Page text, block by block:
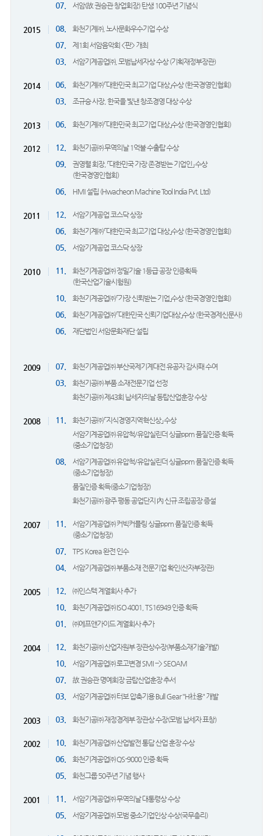
07. 서암(故 권승관 창업회장) 탄생 100주년 기념식
2015 08. 화천기계㈜, 노사문화우수기업 수상
07. 제1회 서암음악회 <판> 개최
03. 서암기계공업㈜, 모범납세자상 수상 (기획재정부장관)
2014 06. 화천기계㈜ 「대한민국 최고기업 대상」수상 (한국경영인협회)
03. 조규승 사장, 한국을 빛낸 창조경영 대상 수상
2013 06. 화천기계㈜ 「대한민국 최고기업 대상」수상 (한국경영인협회)
2012 12. 화천기공㈜ 무역의날 1억불 수출탑 수상
09.
권영렬 회장, 「대한민국 가장 존경받는 기업인」 수상
(한국경영인협회)
06. HMI 설립 (Hwacheon Machine Tool India Pvt. Ltd)
2011 12. 서암기계공업 코스닥 상장
06. 화천기계㈜ 「대한민국 최고기업 대상」수상 (한국경영인협회)
05. 서암기계공업 코스닥 상장
2010 11.
화천기계공업㈜ 정밀기술 1등급 공장 인증획득
(한국산업기술시험원)
10. 화천기계공업㈜ 「가장 신뢰받는 기업」수상 (한국경영인협회)
06. 화천기계공업㈜ 「대한민국 신뢰기업대상」수상 (한국경제신문사)
06. 재단법인 서암문화재단 설립
2009 07. 화천기계공업㈜ 부산국제기계대전 유공자 감사패 수여
03.
화천기공㈜ 부품 소재전문기업 선정
화천기공㈜ 제43회 납세자의날 동탑산업훈장 수상
2008 11.
화천기공㈜ 「지식경영지역혁신상」 수상
서암기계공업㈜ 유압척/유압실린더 싱글ppm 품질인증 획득
(중소기업청장)
08.
서암기계공업㈜ 유압척/유압실린더 싱글ppm 품질인증 획득
(중소기업청장)
품질인증 획득(중소기업청장)
화천기공㈜ 광주 평동 공업단지 內 신규 조립공장 증설
2007 11.
서암기계공업㈜ 커빅커플링 싱글ppm 품질인증 획득
(중소기업청장)
07. TPS Korea 완전 인수
04. 서암기계공업㈜ 부품소재 전문기업 확인(산자부장관)
2005 12. ㈜인스텍 계열회사 추가
10. 화천기계공업㈜ ISO 4001, TS16949 인증 획득
01. ㈜에프앤가이드 계열회사 추가
2004 12. 화천기공㈜ 산업자원부 장관상수장(부품소재기술개발)
10. 서암기계공업㈜ 로고변경 SMI --> SEOAM
07. 故 권승관 명예회장 금탑산업훈장 추서
03. 서암기계공업㈜ 터보 압축기용 Bull Gear "H社용" 개발
2003 03. 화천기공㈜ 재정경제부 장관상 수장(모범 납세자 표창)
2002 10. 화천기계공업㈜ 산업발전 통답 산업 훈장 수상
06. 화천기계공업㈜ QS-9000 인증 획득
05. 화천그룹 50주년 기념 행사
2001 11. 서암기계공업㈜ 무역의날 대통령상 수상
05. 서암기계공업㈜ 모범 중소기업인상 수상(국무총리)